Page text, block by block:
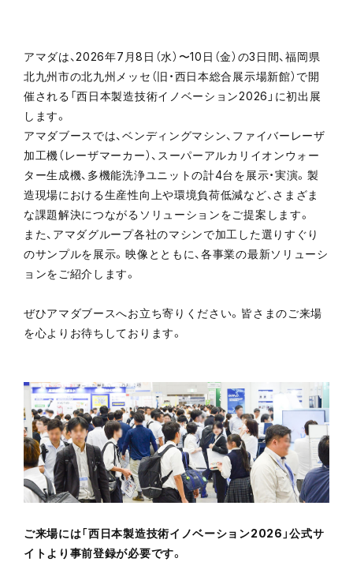
アマダは、2026年7月8日（水）〜10日（金）の3日間、福岡県
北九州市の北九州メッセ（旧・西日本総合展示場新館）で開
催される「西日本製造技術イノベーション2026」に初出展
します。
アマダブースでは、ベンディングマシン、ファイバーレーザ
加工機（レーザマーカー）、スーパーアルカリイオンウォー
ター生成機、多機能洗浄ユニットの計4台を展示・実演。製
造現場における生産性向上や環境負荷低減など、さまざま
な課題解決につながるソリューションをご提案します。
また、アマダグループ各社のマシンで加工した選りすぐり
のサンプルを展示。映像とともに、各事業の最新ソリューシ
ョンをご紹介します。
ぜひアマダブースへお立ち寄りください。皆さまのご来場
を心よりお待ちしております。
ご来場には「西日本製造技術イノベーション2026」公式サ
イトより事前登録が必要です。